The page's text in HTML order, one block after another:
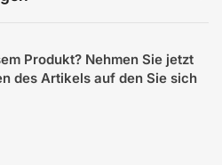
Produkt? Nehmen Sie jetzt
des Artikels auf den Sie sich